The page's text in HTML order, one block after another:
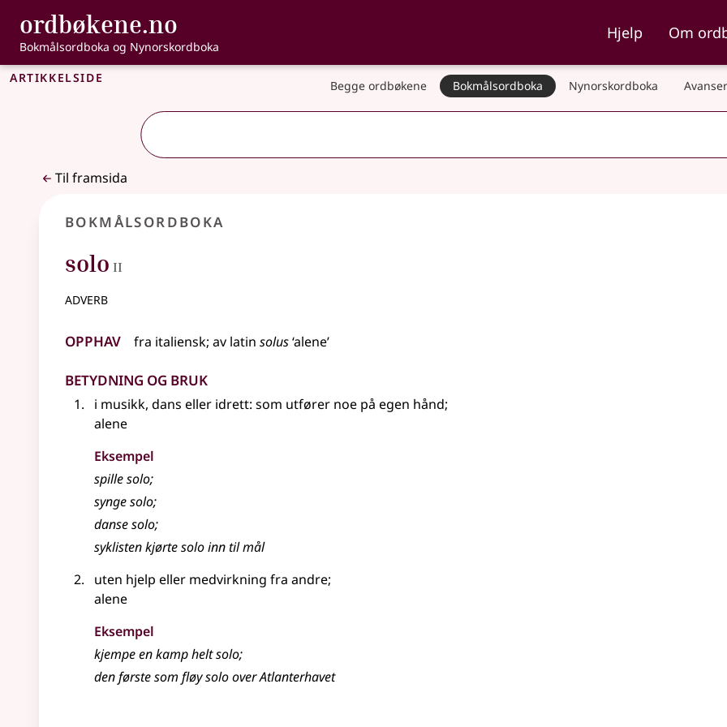
Gå til hovudinnhald
Tilgjenge
ordbøkene.no , Bokmålsordboka og Nynorskordboka
Bokmålsordboka og Nynorskordboka
Hjelp Om
Artikkelside Begge ordbøkene Bokmålsordboka Nynorskordboka
Til framsida
Bokmålsordboka
solo II
adverb
Opphav fra italiensk; av latin solus‘alene’
Betydning og bruk
i musikk, dans eller idrett: som utfører noe på egen hånd;
alene
Eksempel
spillesolo;
syngesolo;
dansesolo;
syklisten kjørte solo inn til mål
uten hjelp eller medvirkning fra andre;
alene
Eksempel
kjempe en kamp heltsolo;
den første som fløy solo over Atlanterhavet